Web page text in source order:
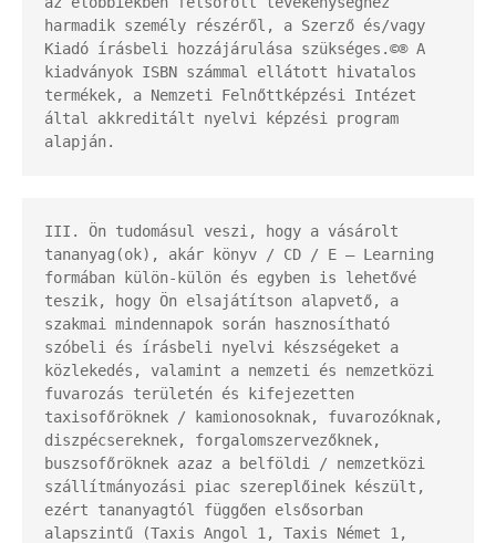
harmadik személy részéről, a Szerző és/vagy
Kiadó írásbeli hozzájárulása szükséges.©® A
kiadványok ISBN számmal ellátott hivatalos
termékek, a Nemzeti Felnőttképzési Intézet
által akkreditált nyelvi képzési program
alapján.
III. Ön tudomásul veszi, hogy a vásárolt
tananyag(ok), akár könyv / CD / E – Learning
formában külön-külön és egyben is lehetővé
teszik, hogy Ön elsajátítson alapvető, a
szakmai mindennapok során hasznosítható
szóbeli és írásbeli nyelvi készségeket a
közlekedés, valamint a nemzeti és nemzetközi
fuvarozás területén és kifejezetten
taxisofőröknek / kamionosoknak, fuvarozóknak,
diszpécsereknek, forgalomszervezőknek,
buszsofőröknek azaz a belföldi / nemzetközi
szállítmányozási piac szereplőinek készült,
ezért tananyagtól függően elsősorban
alapszintű (Taxis Angol 1, Taxis Német 1,